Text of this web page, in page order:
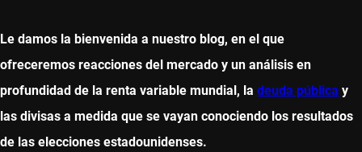
Le damos la bienvenida a nuestro blog, en el que
ofreceremos reacciones del mercado y un análisis en
profundidad de la renta variable mundial, la deuda pública y
las divisas a medida que se vayan conociendo los resultados
de las elecciones estadounidenses.